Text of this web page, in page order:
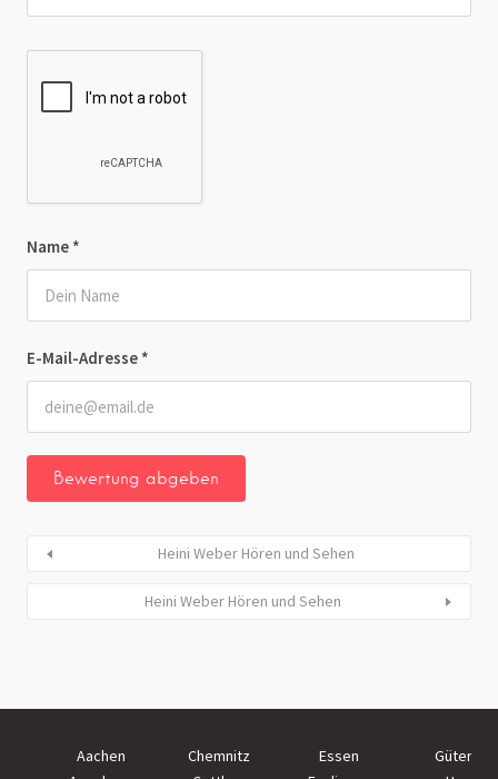
Name *
E-Mail-Adresse *
Heini Weber Hören und Sehen
Heini Weber Hören und Sehen
Aachen Chemnitz Essen